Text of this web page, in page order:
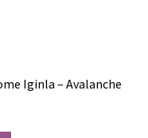
Iginla – Avalanche